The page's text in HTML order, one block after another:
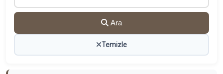
Ara
Temizle